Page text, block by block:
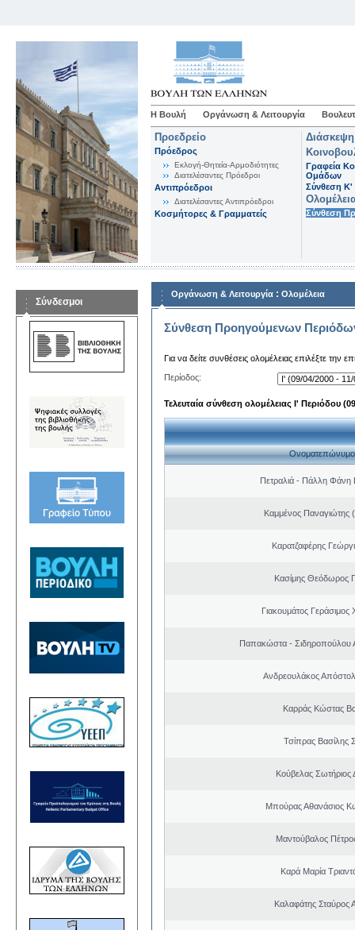
Η Βουλή Οργάνωση & Λειτουργία
Προεδρείο
Πρόεδρος
Εκλογή-Θητεία-Αρμοδιότητες
Διατελέσαντες Πρόεδροι
Αντιπρόεδροι
Διατελέσαντες Αντιπρόεδροι
Κοσμήτορες & Γραμματείς
Γραφεία
Ομάδων
Σύνθεση K'
Σύνθεση
Σύνδεσμοι
Οργάνωση & Λειτουργία : Ολομέλεια
Σύνθεση Προηγούμενων
Για να δείτε συνθέσεις ολομέλειας επιλέξτε την
Περίοδος:
Τελευταία σύνθεση ολομέλειας Ι' Περιόδου
Ονοματεπώνυμο
Πετραλιά - Πάλλη Φάνη
Καμμένος Παναγιώτης
Καρατζαφέρης
Κασίμης Θεόδωρος
Γιακουμάτος
Παπακώστα - Σιδηροπούλου
Ανδρεουλάκος
Καρράς Κώστας
Τσίπρας Βασίλης
Κούβελας Σωτήριος
Μπούρας Αθανάσιος
Μαντούβαλος
Καρά Μαρία
Καλαφάτης Σταύρος